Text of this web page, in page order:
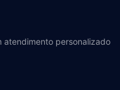
atendimento personalizado